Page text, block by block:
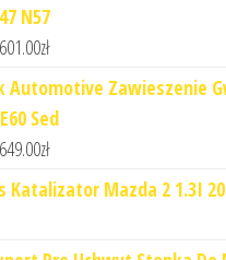
N57
zł
Automotive Zawieszenie
Sed
zł
Katalizator Mazda 2 1.3I